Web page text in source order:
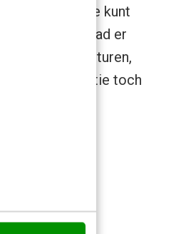
dat je kunt
Maar ik had er
daar heen te sturen,
is de informatie toch